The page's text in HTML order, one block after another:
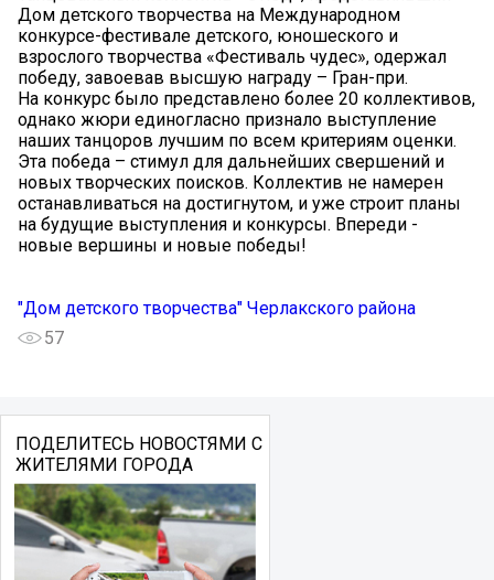
Дом детского творчества на Международном
конкурсе-фестивале детского, юношеского и
взрослого творчества «Фестиваль чудес», одержал
победу, завоевав высшую награду – Гран-при.
На конкурс было представлено более 20 коллективов,
однако жюри единогласно признало выступление
наших танцоров лучшим по всем критериям оценки.
Эта победа – стимул для дальнейших свершений и
новых творческих поисков. Коллектив не намерен
останавливаться на достигнутом, и уже строит планы
на будущие выступления и конкурсы. Впереди -
новые вершины и новые победы!
"Дом детского творчества" Черлакского района
57
ПОДЕЛИТЕСЬ НОВОСТЯМИ С
ЖИТЕЛЯМИ ГОРОДА